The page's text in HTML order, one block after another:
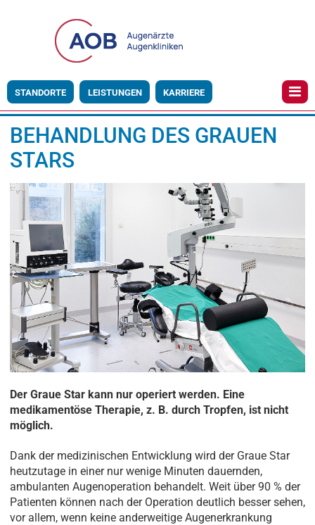
STANDORTE LEISTUNGEN KARRIERE
BEHANDLUNG DES GRAUEN
STARS
Der Graue Star kann nur operiert werden. Eine
medikamentöse Therapie, z. B. durch Tropfen, ist nicht
möglich.
Dank der medizinischen Entwicklung wird der Graue Star
heutzutage in einer nur wenige Minuten dauernden,
ambulanten Augenoperation behandelt. Weit über 90 % der
Patienten können nach der Operation deutlich besser sehen,
vor allem, wenn keine anderweitige Augenerkrankung